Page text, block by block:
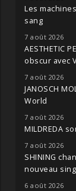
Les
sang
7 août 2026
AESTHETIC
obscur avec
7 août 2026
JANOSCH
World
7 août 2026
MILDREDA
7 août 2026
SHINING
nouveau
6 août 2026